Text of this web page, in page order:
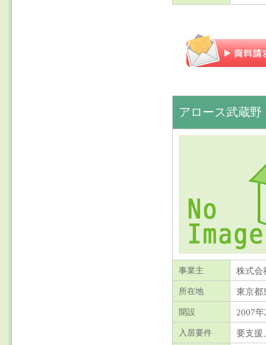
アロース武蔵野
事業主 株式会
所在地 東京都
開設 2007
入居要件 要支援